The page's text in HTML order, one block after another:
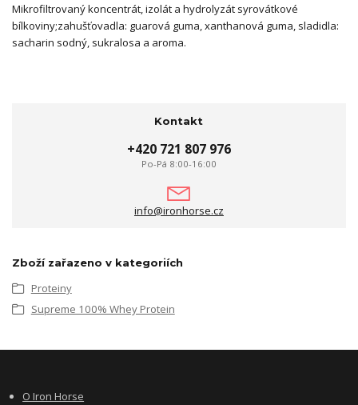
Mikrofiltrovaný koncentrát, izolát a hydrolyzát syrovátkové
bílkoviny;zahušťovadla: guarová guma, xanthanová guma, sladidla:
sacharin sodný, sukralosa a aroma.
Kontakt
+420 721 807 976
Po-Pá 8:00-16:00
info@ironhorse.cz
Zboží zařazeno v kategoriích
Proteiny
Supreme 100% Whey Protein
O Iron Horse